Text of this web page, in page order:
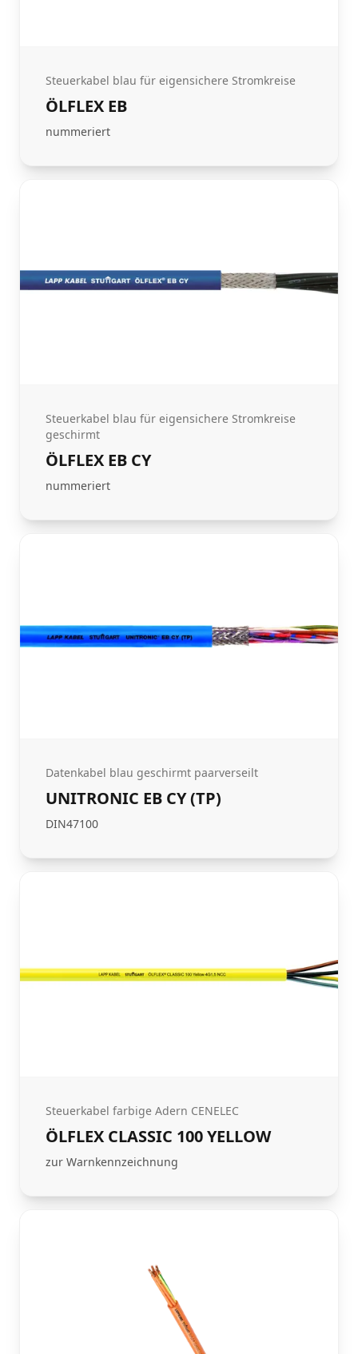
Steuerkabel blau für eigensichere Stromkreise
ÖLFLEX EB
nummeriert
Steuerkabel blau für eigensichere Stromkreise
geschirmt
ÖLFLEX EB CY
nummeriert
Datenkabel blau geschirmt paarverseilt
UNITRONIC EB CY (TP)
DIN47100
Steuerkabel farbige Adern CENELEC
ÖLFLEX CLASSIC 100 YELLOW
zur Warnkennzeichnung